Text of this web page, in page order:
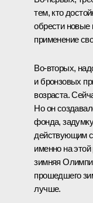
тем, кто
обрести новые
применение
Во-вторых,
и бронзовых
возраста.
Но он
фонда,
действующим
именно на
зимняя
прошедшего
лучше.